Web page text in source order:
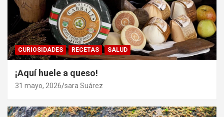
CURIOSIDADES RECETAS SALUD
¡Aquí huele a queso!
31 mayo, 2026 sara Suárez